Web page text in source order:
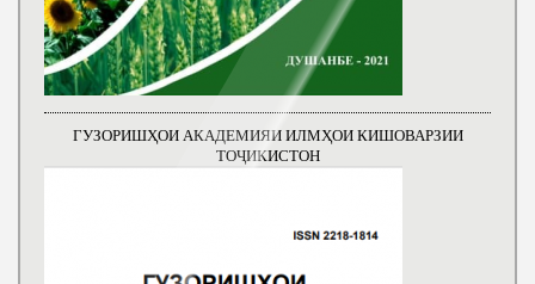
ГУЗОРИШҲОИ АКАДЕМИЯИ ИЛМҲОИ КИШОВАРЗИИ
ТОҶИКИСТОН